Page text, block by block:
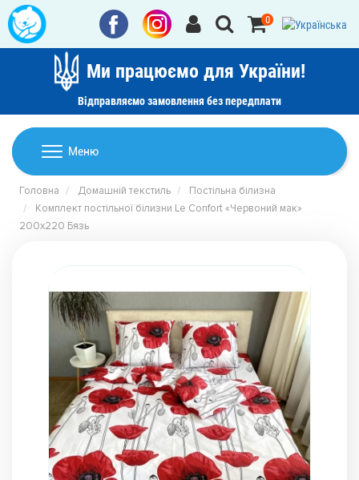
Ми працюємо для України!
Відправляємо замовлення без передплати
0
Меню
Домашній текстиль
Ковдри
Подушки
Пледи
Покривала
Рушники
Наматрацники
Комплекти з ковдр, подушок і постільної білизни
Дитячі товари
Акції
Головна Домашній текстиль
Постільна білизна
Комплект постільної білизни Le Confort «Червоний мак»
200x220 Бязь